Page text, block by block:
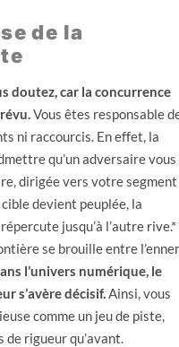
de la
doutez, car la concurrence
Vous êtes responsable
ni raccourcis. En effet, la
qu’un adversaire vous
dirigée vers votre segment
devient peuplée, la
jusqu’à l’autre rive.*
se brouille entre
l’univers numérique, le
s’avère décisif.Ainsi, vous
comme un jeu de piste,
rigueur qu’avant.